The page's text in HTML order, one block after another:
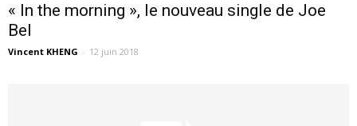
« In the morning », le nouveau single de Joe
Bel
Vincent KHENG - 12 juin 2018